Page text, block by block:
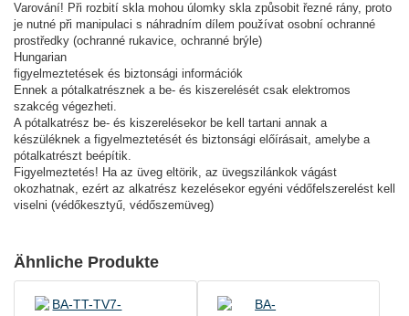
Varování! Při rozbití skla mohou úlomky skla způsobit řezné rány, proto
je nutné při manipulaci s náhradním dílem používat osobní ochranné
prostředky (ochranné rukavice, ochranné brýle)
Hungarian
figyelmeztetések és biztonsági információk
Ennek a pótalkatrésznek a be- és kiszerelését csak elektromos
szakcég végezheti.
A pótalkatrész be- és kiszerelésekor be kell tartani annak a
készüléknek a figyelmeztetését és biztonsági előírásait, amelybe a
pótalkatrészt beépítik.
Figyelmeztetés! Ha az üveg eltörik, az üvegszilánkok vágást
okozhatnak, ezért az alkatrész kezelésekor egyéni védőfelszerelést kell
viselni (védőkesztyű, védőszemüveg)
Ähnliche Produkte